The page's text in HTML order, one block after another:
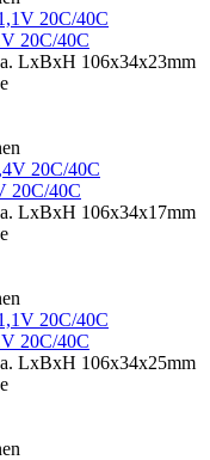
20C/40C
LxBxH 106x34x23mm
20C/40C
LxBxH 106x34x17mm
20C/40C
LxBxH 106x34x25mm